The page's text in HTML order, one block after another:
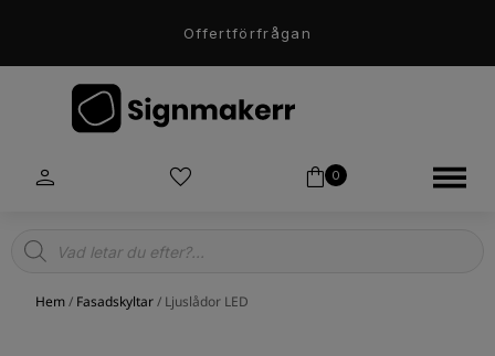
Offertförfrågan
0
Products
search
Hem/ Fasadskyltar/ Ljuslådor LED